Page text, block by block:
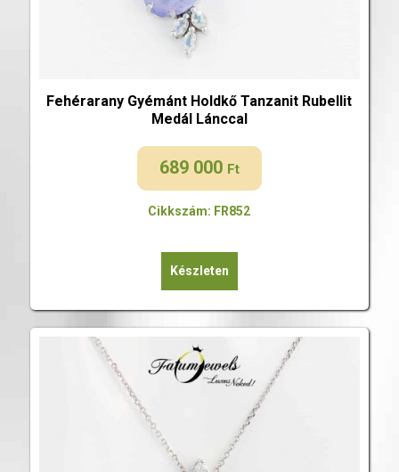
Fehérarany Gyémánt Holdkő Tanzanit Rubellit
Medál Lánccal
689 000 Ft
Cikkszám: FR852
Készleten